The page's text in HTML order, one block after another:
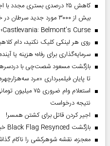
کاهش ۲۵ درصدی بستری مجدد
بیش از ۳۰۰۰ مورد جدید سرطان در خانواده بیماران
Castlevania: Belmont’s Curse؛ بازگشت باشکوه شکارچیان خون‌آشام
روی هر لینکی کلیک نکنید، دام
سرمایه‌گذاری برای رفاه؛ هزینه یا
بازگشت مسعود شصت‌چی با دردسر‌های
تا پایان فیلمبرداری «مرد
استعلام وام
نتیجه درخواست
اجیر کردن قاتل برای کشتن همسر!
بازگشت Black Flag Resynced خبری جذاب برای دوستداران بازی
معجزه، نقشه شوهرکشی را ناکام